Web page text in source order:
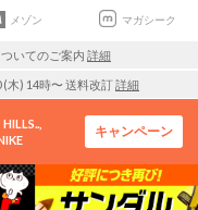
メゾン マガシーク
いてのご案内 詳細
(木) 14時〜 送料改訂詳細
HILLS..
キャンペーン